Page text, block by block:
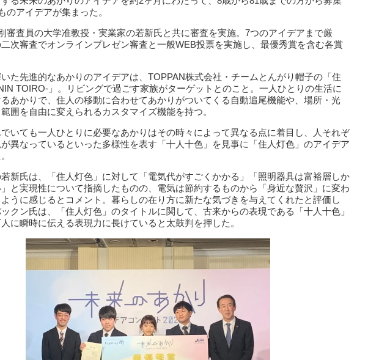
のアイデアが集まった。
審査員の大学准教授・実業家の若新氏と共に審査を実施。7つのアイデアまで厳
次審査でオンラインプレゼン審査と一般WEB投票を実施し、最優秀賞を含む各賞
た先進的なあかりのアイデアは、TOPPAN株式会社・チームとんがり帽子の「住
TOIRO‐」。リビングで過ごす家族がターゲットとのこと。一人ひとりの生活に
あかりで、住人の移動に合わせてあかりがついてくる自動追尾機能や、場所・光
囲を自由に変えられるカスタマイズ機能を持つ。
いても一人ひとりに必要なあかりはその時々によって異なる点に着目し、人それぞ
異なっているといった多様性を表す「十人十色」を見事に「住人灯色」のアイデア
新氏は、「住人灯色」に対して「電気代がすごくかかる」「照明器具は富裕層しか
と実現性について指摘したものの、電気は節約するものから「身近な贅沢」に変わ
うに感じるとコメント。暮らしの在り方に新たな気づきを与えてくれたと評価し
クン氏は、「住人灯色」のタイトルに関して、古来からの表現である「十人十色」
に瞬時に伝える表現力に長けていると太鼓判を押した。